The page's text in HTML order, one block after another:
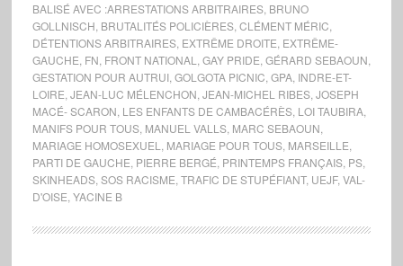
BALISÉ AVEC :ARRESTATIONS ARBITRAIRES, BRUNO
GOLLNISCH BRUTALITÉS POLICIÈRES, CLÉMENT MÉRIC
DÉTENTIONS ARBITRAIRES, EXTRÊME DROITE EXTRÊME-
GAUCHE FN FRONT NATIONAL GAY PRIDE GÉRARD SEBAOUN
GESTATION POUR AUTRUI, GOLGOTA PICNIC GPA, INDRE-ET-
LOIRE JEAN-LUC MÉLENCHON JEAN-MICHEL RIBES, JOSEPH
MACÉ- SCARON LES ENFANTS DE CAMBACÉRÈS, LOI TAUBIRA,
MANIFS POUR TOUS, MANUEL VALLS, MARC SEBAOUN
MARIAGE HOMOSEXUEL
MARIAGE POUR TOUS, MARSEILLE
PARTI DE GAUCHE PIERRE BERGÉ PRINTEMPS FRANÇAIS, PS,
SKINHEADS, SOS RACISME TRAFIC DE STUPÉFIANT, UEJF, VAL-
D'OISE YACINE B